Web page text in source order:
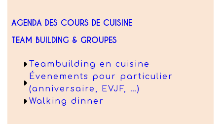
AGENDA DES COURS DE CUISINE
TEAM BUILDING & GROUPES
Teambuilding en cuisine
Évenements pour particulier
(anniversaire, EVJF, …)
Walking dinner